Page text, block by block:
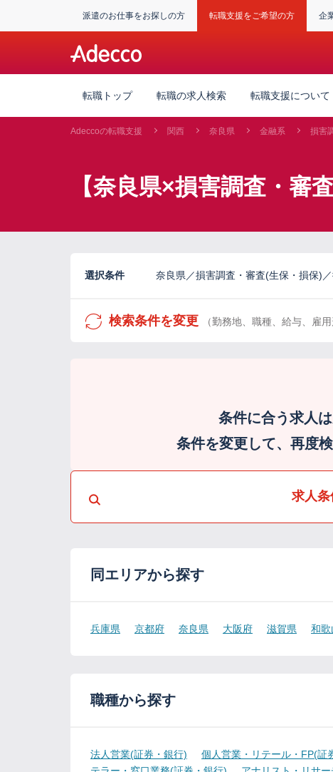
派遣のお仕事をお探しの方 転職支援をご希望の方 企
転職トップ 転職の求人検索 転職支援について
Adeccoの転職支援 関西 奈良県 金融系 損害
【奈良県×損害調査・審
選択条件 奈良県／損害調査・審査(生保・損保)
検索条件を変更 （勤務地、職種、給与、雇
条件に合う求人
条件を変更して、再度
求人
同エリアから探す
兵庫県 京都府 奈良県 大阪府 滋賀県 和歌
職種から探す
法人営業(証券・銀行) 個人営業・リテール・FP(証